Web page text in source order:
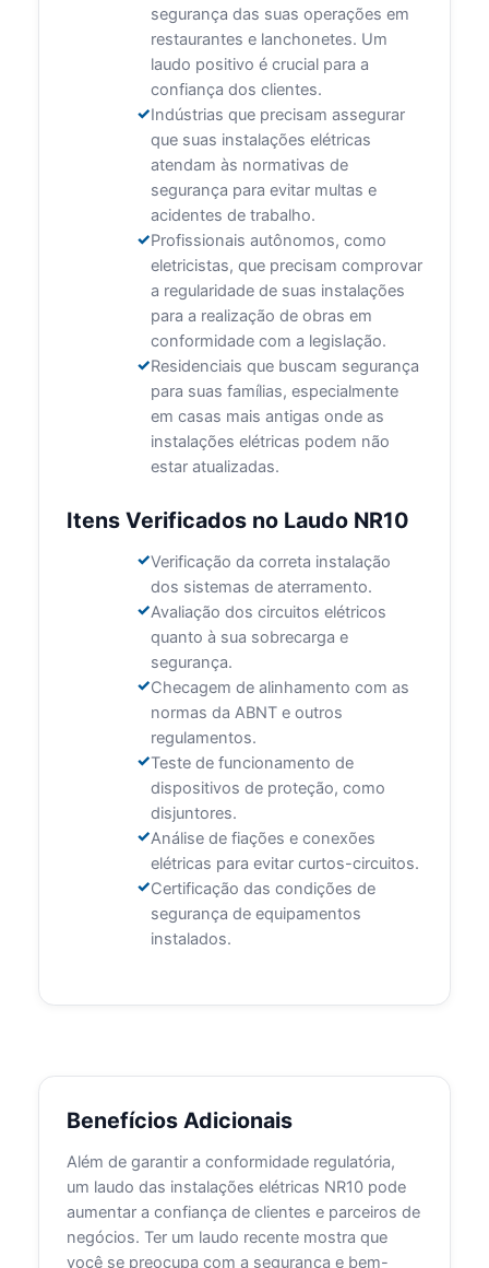
segurança das suas operações em
restaurantes e lanchonetes. Um
laudo positivo é crucial para a
confiança dos clientes.
Indústrias que precisam assegurar
que suas instalações elétricas
atendam às normativas de
segurança para evitar multas e
acidentes de trabalho.
Profissionais autônomos, como
eletricistas, que precisam comprovar
a regularidade de suas instalações
para a realização de obras em
conformidade com a legislação.
Residenciais que buscam segurança
para suas famílias, especialmente
em casas mais antigas onde as
instalações elétricas podem não
estar atualizadas.
Itens Verificados no Laudo NR10
Verificação da correta instalação
dos sistemas de aterramento.
Avaliação dos circuitos elétricos
quanto à sua sobrecarga e
segurança.
Checagem de alinhamento com as
normas da ABNT e outros
regulamentos.
Teste de funcionamento de
dispositivos de proteção, como
disjuntores.
Análise de fiações e conexões
elétricas para evitar curtos-circuitos.
Certificação das condições de
segurança de equipamentos
instalados.
Benefícios Adicionais
Além de garantir a conformidade regulatória,
um laudo das instalações elétricas NR10 pode
aumentar a confiança de clientes e parceiros de
negócios. Ter um laudo recente mostra que
você se preocupa com a segurança e bem-